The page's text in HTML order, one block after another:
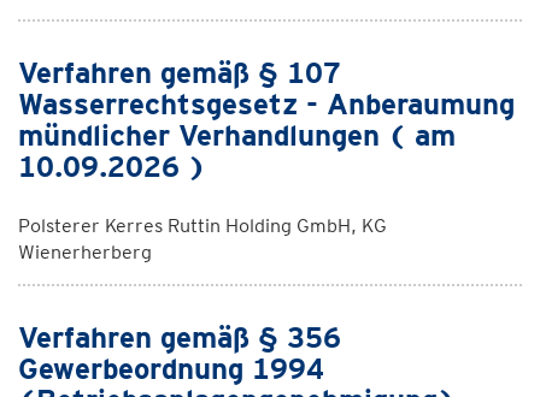
Verfahren gemäß § 107
Wasserrechtsgesetz - Anberaumung
mündlicher Verhandlungen ( am
10.09.2026 )
Polsterer Kerres Ruttin Holding GmbH, KG
Wienerherberg
Verfahren gemäß § 356
Gewerbeordnung 1994